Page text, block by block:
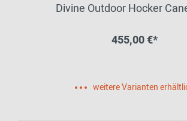
Divine Outdoor Hocker
455,00 €*
weitere Varianten